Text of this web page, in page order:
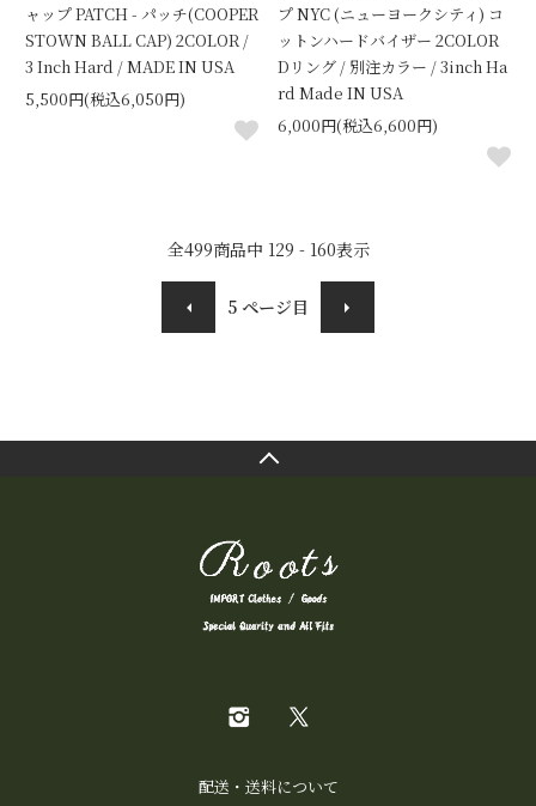
ャップ PATCH - パッチ(COOPER
STOWN BALL CAP) 2COLOR /
3 Inch Hard / MADE IN USA
5,500円(税込6,050円)
プ NYC (ニューヨークシティ) コ
ットンハードバイザー 2COLOR
Dリング / 別注カラー / 3inch Ha
rd Made IN USA
6,000円(税込6,600円)
全499商品中 129 - 160表示
5 ページ目
配送・送料について